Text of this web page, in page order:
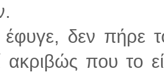
δεν πήρε
ακριβώς που το